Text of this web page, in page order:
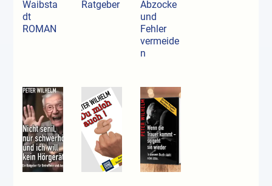
Waibsta
dt
ROMAN
Ratgeber
Abzocke
und
Fehler
vermeide
n